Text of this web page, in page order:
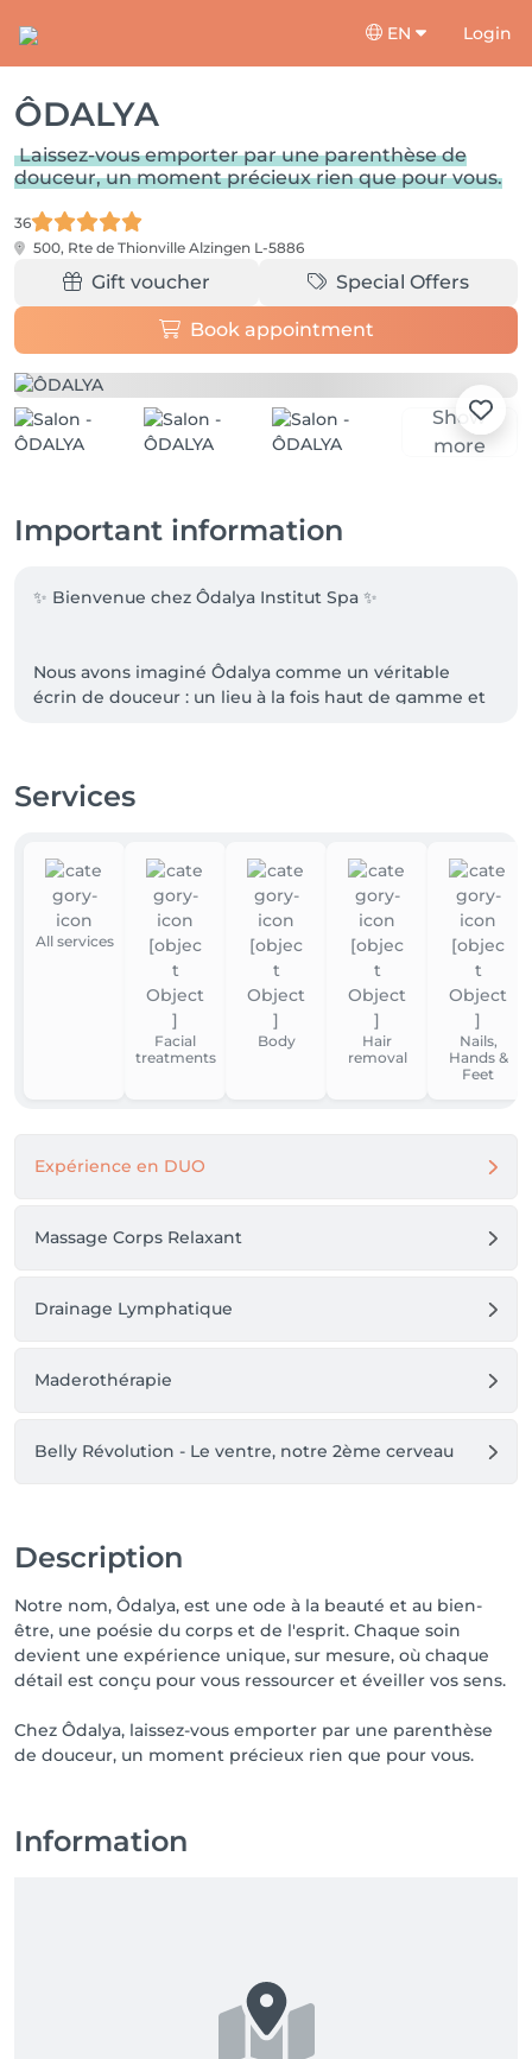
EN Login
ÔDALYA
Laissez-vous emporter par une parenthèse de
douceur, un moment précieux rien que pour vous.
36
500, Rte de Thionville Alzingen L-5886
Gift voucher Special Offers
Book appointment
Show
more
Important information
✨ Bienvenue chez Ôdalya Institut Spa ✨
Nous avons imaginé Ôdalya comme un véritable
écrin de douceur : un lieu à la fois haut de gamme et
Nous avons soigneusement choisi nos partenaires
et expérimentées.
Pour votre confort, un parking privé et gratuit est
disponible juste devant l’institut et également en
Services
All services
Facial
treatments
Body
Hair
removal
Nails,
Hands &
Feet
Expérience en DUO
Massage Corps Relaxant
Drainage Lymphatique
Maderothérapie
Belly Révolution - Le ventre, notre 2ème cerveau
Description
Notre nom, Ôdalya, est une ode à la beauté et au bien-
être, une poésie du corps et de l'esprit. Chaque soin
devient une expérience unique, sur mesure, où chaque
détail est conçu pour vous ressourcer et éveiller vos sens.
Chez Ôdalya, laissez-vous emporter par une parenthèse
de douceur, un moment précieux rien que pour vous.
Information